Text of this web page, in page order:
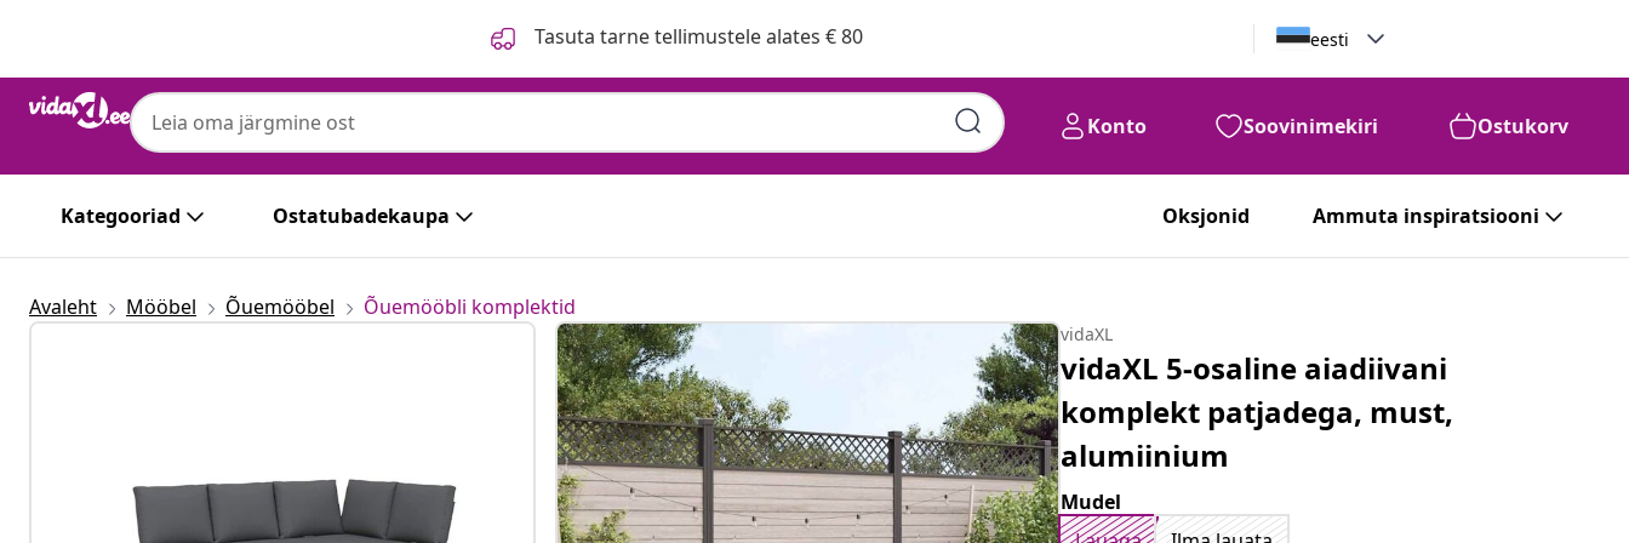
Tasuta tarne tellimustele alates € 80 eesti
Konto Soovinimekiri Ostukorv
Kategooriad Ostatubadekaupa Oksjonid Ammuta inspiratsiooni
vidaXL
vidaXL 5-osaline aiadiivani komplekt patjadega, must, alumiinium 81799
Avaleht Mööbel Õuemööbel Õuemööbli komplektid
vidaXL
vidaXL 5-osaline aiadiivani
komplekt patjadega, must,
alumiinium
Mudel